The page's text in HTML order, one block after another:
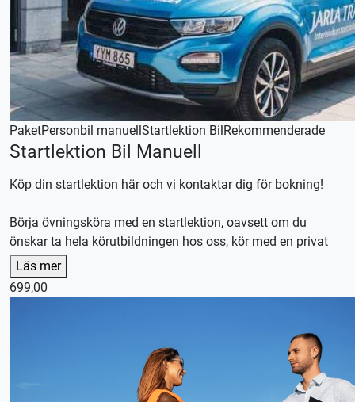
PaketPersonbil manuellStartlektion BilRekommenderade
Startlektion Bil Manuell
Köp din startlektion här och vi kontaktar dig för bokning!
Börja övningsköra med en startlektion, oavsett om du
önskar ta hela körutbildningen hos oss, kör med en privat
handledare eller en kombination av båda.
Efter lektionen skräddarsyr vi en plan efter dina
förutsättningar och önskemål.
Våra körlektioner är 70 minuter, utebliven närvaro debiteras.
En startlektion kan endast nyttjas en gång och ersätter inte
Denna körlektion utförs med en manuellt växlad bil,
Läs mer
699,00